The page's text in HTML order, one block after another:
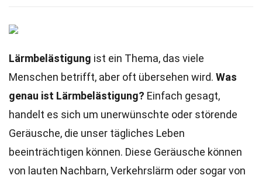
Lärmbelästigung ist ein Thema, das viele
Menschen betrifft, aber oft übersehen wird. Was
genau ist Lärmbelästigung? Einfach gesagt,
handelt es sich um unerwünschte oder störende
Geräusche, die unser tägliches Leben
beeinträchtigen können. Diese Geräusche können
von lauten Nachbarn, Verkehrslärm oder sogar von